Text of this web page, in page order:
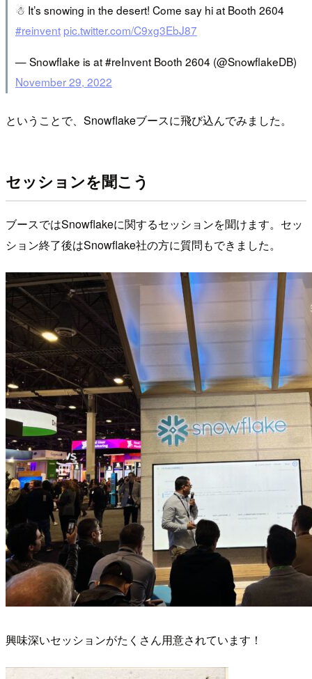
☃ It’s snowing in the desert! Come say hi at Booth 2604
#reinvent pic.twitter.com/C9xg3EbJ87
— Snowflake is at #reInvent Booth 2604 (@SnowflakeDB)
November 29, 2022
ということで、Snowflakeブースに飛び込んでみました。
セッションを聞こう
ブースではSnowflakeに関するセッションを聞けます。セッ
ション終了後はSnowflake社の方に質問もできました。
興味深いセッションがたくさん用意されています！